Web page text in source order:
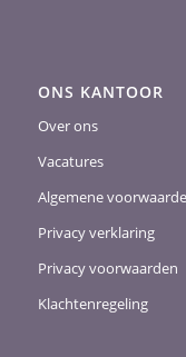
ONS KANTOOR
Over ons
Vacatures
Algemene
Privacy verklaring
Privacy voorwaarden
Klachtenregeling